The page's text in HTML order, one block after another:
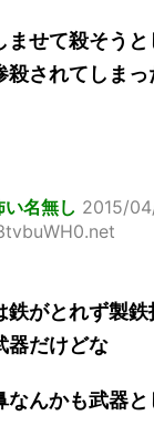
ませて殺そう
殺されてしまっ
名無し 2015/
鉄がとれず製
器だけどな
なんかも武器